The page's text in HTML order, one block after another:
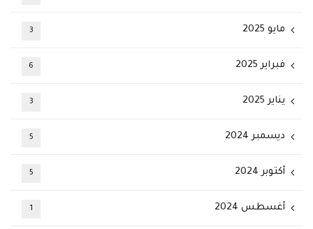
مايو 2025 3
فبراير 2025 6
يناير 2025 3
ديسمبر 2024 5
أكتوبر 2024 5
أغسطس 2024 1